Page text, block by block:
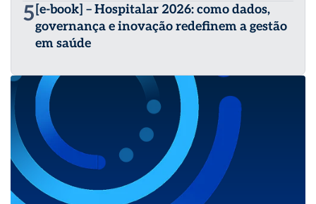
5 [e-book] – Hospitalar 2026: como dados,
governança e inovação redefinem a gestão
em saúde